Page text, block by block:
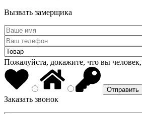
Вызвать замерщика
Пожалуйста, докажите, что вы
Заказать звонок